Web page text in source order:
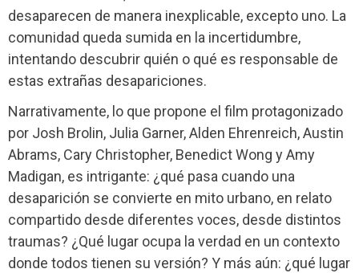
desaparecen de manera inexplicable, excepto uno. La
comunidad queda sumida en la incertidumbre,
intentando descubrir quién o qué es responsable de
estas extrañas desapariciones.
Narrativamente, lo que propone el film protagonizado
por Josh Brolin, Julia Garner, Alden Ehrenreich, Austin
Abrams, Cary Christopher, Benedict Wong y Amy
Madigan, es intrigante: ¿qué pasa cuando una
desaparición se convierte en mito urbano, en relato
compartido desde diferentes voces, desde distintos
traumas? ¿Qué lugar ocupa la verdad en un contexto
donde todos tienen su versión? Y más aún: ¿qué lugar